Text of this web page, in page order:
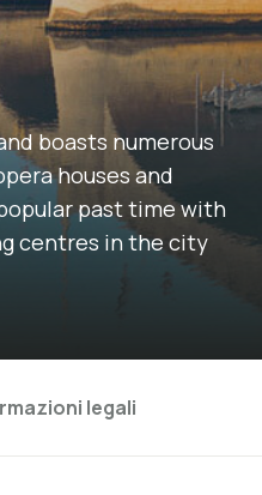
boasts numerous
houses and
past time with
centres in the city
legali